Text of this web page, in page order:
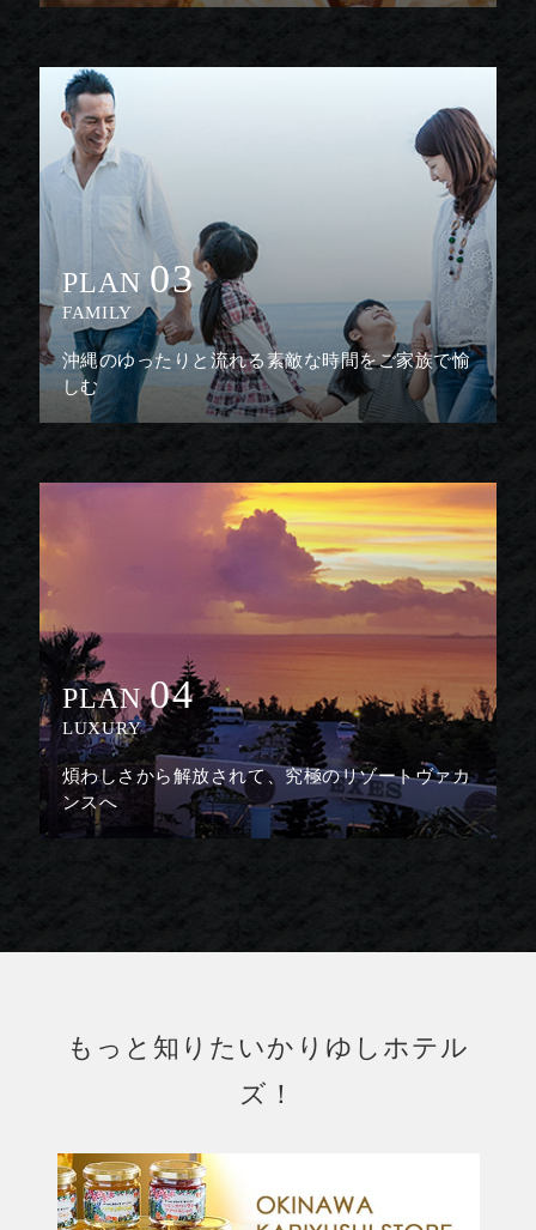
PLAN 03
FAMILY
沖縄のゆったりと流れる素敵な時間をご家族で愉
しむ
PLAN 04
LUXURY
煩わしさから解放されて、究極のリゾートヴァカ
ンスへ
もっと知りたいかりゆしホテル
ズ！